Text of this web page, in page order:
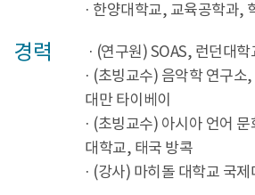
· 한양대학교, 교육공학과,
경력
· (연구원) SOAS, 런던대
· (초빙교수) 음악학 연구
대만 타이베이
· (초빙교수) 아시아 언어
대학교, 태국 방콕
· (강사) 마히돌 대학교 국